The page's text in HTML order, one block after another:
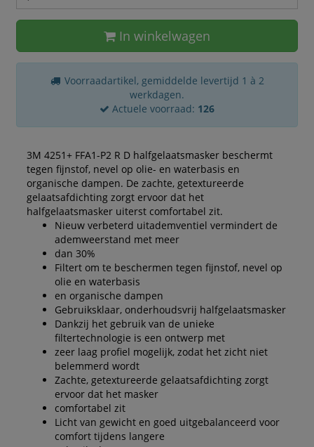
In winkelwagen
Voorraadartikel, gemiddelde levertijd 1 à 2
werkdagen.
Actuele voorraad: 126
3M 4251+ FFA1-P2 R D halfgelaatsmasker beschermt
tegen fijnstof, nevel op olie- en waterbasis en
organische dampen. De zachte, getextureerde
gelaatsafdichting zorgt ervoor dat het
halfgelaatsmasker uiterst comfortabel zit.
Nieuw verbeterd uitademventiel vermindert de
ademweerstand met meer
dan 30%
Filtert om te beschermen tegen fijnstof, nevel op
olie en waterbasis
en organische dampen
Gebruiksklaar, onderhoudsvrij halfgelaatsmasker
Dankzij het gebruik van de unieke
filtertechnologie is een ontwerp met
zeer laag profiel mogelijk, zodat het zicht niet
belemmerd wordt
Zachte, getextureerde gelaatsafdichting zorgt
ervoor dat het masker
comfortabel zit
Licht van gewicht en goed uitgebalanceerd voor
comfort tijdens langere